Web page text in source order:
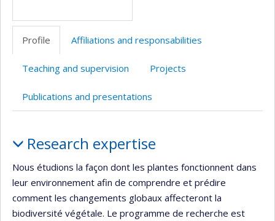
Profile Affiliations and responsabilities
Teaching and supervision Projects
Publications and presentations
Research expertise
Nous étudions la façon dont les plantes fonctionnent dans
leur environnement afin de comprendre et prédire
comment les changements globaux affecteront la
biodiversité végétale. Le programme de recherche est